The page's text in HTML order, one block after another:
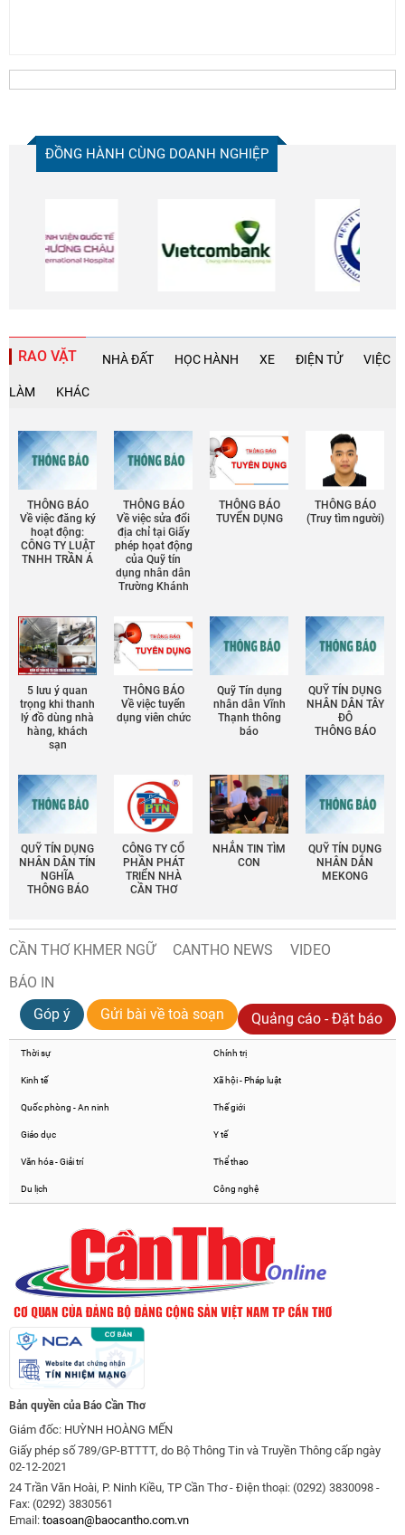
ĐỒNG HÀNH CÙNG DOANH NGHIỆP
RAO VẶT NHÀ ĐẤT HỌC HÀNH XE ĐIỆN TỬ VIỆC
LÀM KHÁC
THÔNG BÁO
Về việc đăng ký
hoạt động:
CÔNG TY LUẬT
TNHH TRẦN Á
THÔNG BÁO
Về việc sửa đổi
địa chỉ tại Giấy
phép họat động
của Quỹ tín
dụng nhân dân
Trường Khánh
THÔNG BÁO
TUYỂN DỤNG
THÔNG BÁO
(Truy tìm người)
5 lưu ý quan
trọng khi thanh
lý đồ dùng nhà
hàng, khách
sạn
THÔNG BÁO
Về việc tuyển
dụng viên chức
Quỹ Tín dụng
nhân dân Vĩnh
Thạnh thông
báo
QUỸ TÍN DỤNG
NHÂN DÂN TÂY
ĐÔ
THÔNG BÁO
QUỸ TÍN DỤNG
NHÂN DÂN TÍN
NGHĨA
THÔNG BÁO
CÔNG TY CỔ
PHẦN PHÁT
TRIỂN NHÀ
CẦN THƠ
NHẮN TIN TÌM
CON
QUỸ TÍN DỤNG
NHÂN DÂN
MEKONG
CẦN THƠ KHMER NGỮ CANTHO NEWS
VIDEO
BÁO IN
Góp ý
Gửi bài về toà soạn Quảng cáo - Đặt báo
Thời sự Chính trị
Kinh tế Xã hội - Pháp luật
Quốc phòng - An ninh Thế giới
Giáo dục Y tế
Văn hóa - Giải trí Thể thao
Du lịch Công nghệ
Bản quyền của Báo Cần Thơ
Giám đốc: HUỲNH HOÀNG MẾN
Giấy phép số 789/GP-BTTTT, do Bộ Thông Tin và Truyền Thông cấp ngày
02-12-2021
24 Trần Văn Hoài, P. Ninh Kiều, TP Cần Thơ - Điện thoại: (0292) 3830098 -
Fax: (0292) 3830561
Email: toasoan@baocantho.com.vn